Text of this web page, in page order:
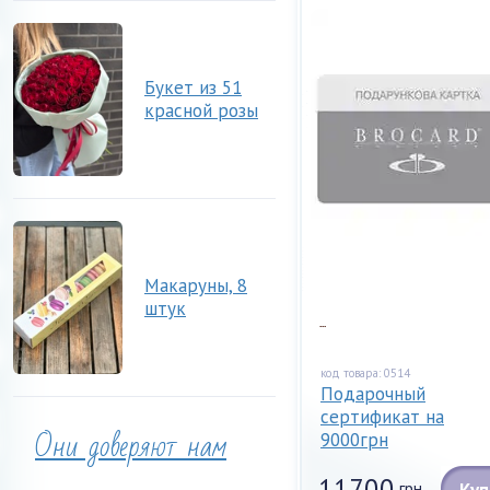
Букет из 51
красной розы
Макаруны, 8
штук
Они доверяют нам
...
код товара: 0514
Подарочный
сертификат на
9000грн